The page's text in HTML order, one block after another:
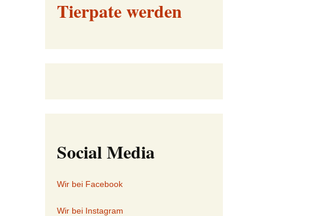
Tierpate werden
Social Media
Wir bei Facebook
Wir bei Instagram